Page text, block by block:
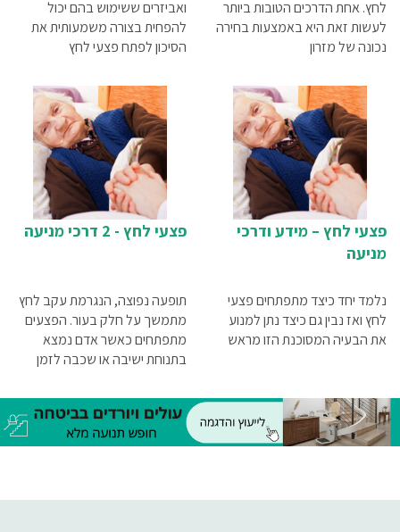
לחץ. אחת הדרכים הטובות ביותר
לעשות זאת היא באמצעות בחירה
נכונה של מזרון
ואביזרים ששימוש בהם יכול
להפחית בצורה משמעותית את
הסיכון לפתח פצעי לחץ
פצעי לחץ – מידע ודרכי
מניעה
נלמד יחד כיצד מתפתחים פצעי
לחץ ואז נבין גם כיצד נתן למנוע
את הבעיה המסוכנת הזו מראש
פצעי לחץ - 2 דרכי מניעה
תופעה נפוצה, הנגרמת עקב לחץ
מתמשך על חלק בעור. הפצעים
מתפתחים כאשר אדם נמצא
בתנוחת ישיבה או שכבה לזמן
העור בכוח. זוהי בעיה מוכרת
שאיתה מתמודדים רופאים ואנשי
סיעוד בכל העולם.